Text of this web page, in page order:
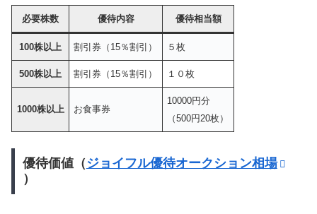
必要株数 優待内容 優待相当額
100株以上 割引券（15％割引） ５枚
500株以上 割引券（15％割引） １０枚
1000株以上 お食事券
10000円分
（500円20枚）
優待価値（ ジョイフル優待オークション相場
）